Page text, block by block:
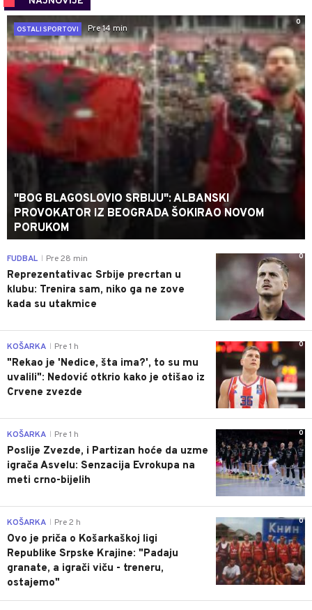
0
OSTALI SPORTOVI
Pre 14 min
"BOG BLAGOSLOVIO SRBIJU": ALBANSKI
PROVOKATOR IZ BEOGRADA ŠOKIRAO NOVOM
PORUKOM
0
FUDBAL Pre 28 min
Reprezentativac Srbije precrtan u
klubu: Trenira sam, niko ga ne zove
kada su utakmice
0
KOŠARKA Pre 1 h
"Rekao je 'Nedice, šta ima?', to su mu
uvalili": Nedović otkrio kako je otišao iz
Crvene zvezde
0
KOŠARKA Pre 1 h
Poslije Zvezde, i Partizan hoće da uzme
igrača Asvelu: Senzacija Evrokupa na
meti crno-bijelih
0
KOŠARKA Pre 2 h
Ovo je priča o Košarkaškoj ligi
Republike Srpske Krajine: "Padaju
granate, a igrači viču - treneru,
ostajemo"